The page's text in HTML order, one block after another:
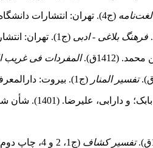
لغت‌نامه (ج4). تهران: انتشارات دانشگاه تهران.
فرهنگ بلاغی -ادبی (ج1). تهران: انتشارات تهران.
(1412ق). المفردات فی غریب
تفسیر المنار (ج1). بیروت: دارالمعرفه.
شناختی قصص قرآن در زبانِ دین، از منظر علامه طباطبایی.
تفسیر کشاف (ج1، 2 و 4، چاپ دوم). قم: نشر البلاغه.